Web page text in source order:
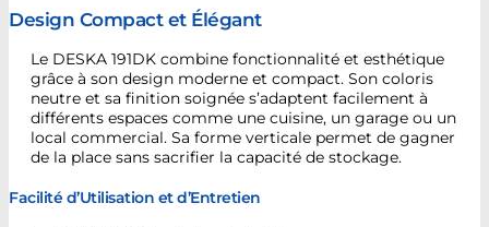
Design Compact et Élégant
Le DESKA 191DK combine fonctionnalité et esthétique
grâce à son design moderne et compact. Son coloris
neutre et sa finition soignée s’adaptent facilement à
différents espaces comme une cuisine, un garage ou un
local commercial. Sa forme verticale permet de gagner
de la place sans sacrifier la capacité de stockage.
Facilité d’Utilisation et d’Entretien